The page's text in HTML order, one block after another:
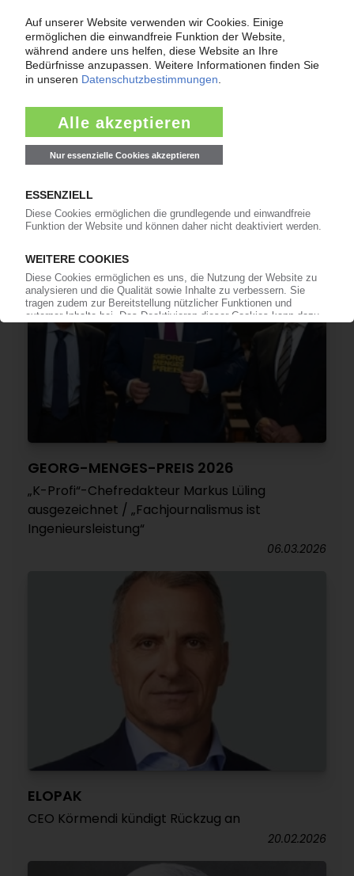
SABIC
Saudischer Petrochemiekonzern mit
negativen Effekte durch Iran-Krieg
09.03.2026
GEORG-MENGES-PREIS 2026
„K-Profi“-Chefredakteur Markus Lüling
ausgezeichnet / „Fachjournalismus ist
Ingenieursleistung“
06.03.2026
ELOPAK
CEO Körmendi kündigt Rückzug an
20.02.2026